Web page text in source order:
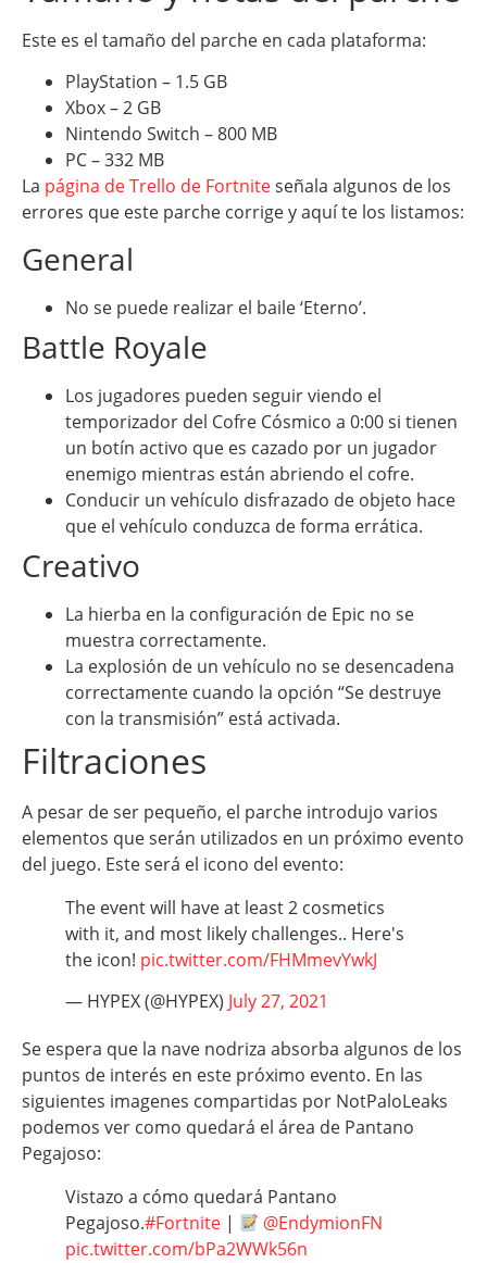
Este es el tamaño del parche en cada plataforma:
PlayStation – 1.5 GB
Xbox – 2 GB
Nintendo Switch – 800 MB
PC – 332 MB
La página de Trello de Fortniteseñala algunos de los
errores que este parche corrige y aquí te los listamos:
General
No se puede realizar el baile ‘Eterno’.
Battle Royale
Los jugadores pueden seguir viendo el
temporizador del Cofre Cósmico a 0:00 si tienen
un botín activo que es cazado por un jugador
enemigo mientras están abriendo el cofre.
Conducir un vehículo disfrazado de objeto hace
que el vehículo conduzca de forma errática.
Creativo
La hierba en la configuración de Epic no se
muestra correctamente.
La explosión de un vehículo no se desencadena
correctamente cuando la opción “Se destruye
con la transmisión” está activada.
Filtraciones
A pesar de ser pequeño, el parche introdujo varios
elementos que serán utilizados en un próximo evento
del juego. Este será el icono del evento:
The event will have at least 2 cosmetics
with it, and most likely challenges.. Here's
the icon! pic.twitter.com/FHMmevYwkJ
— HYPEX (@HYPEX) July 27, 2021
Se espera que la nave nodriza absorba algunos de los
puntos de interés en este próximo evento. En las
siguientes imagenes compartidas por NotPaloLeaks
podemos ver como quedará el área de Pantano
Pegajoso:
Vistazo a cómo quedará Pantano
Pegajoso.#Fortnite |
@EndymionFN
pic.twitter.com/bPa2WWk56n